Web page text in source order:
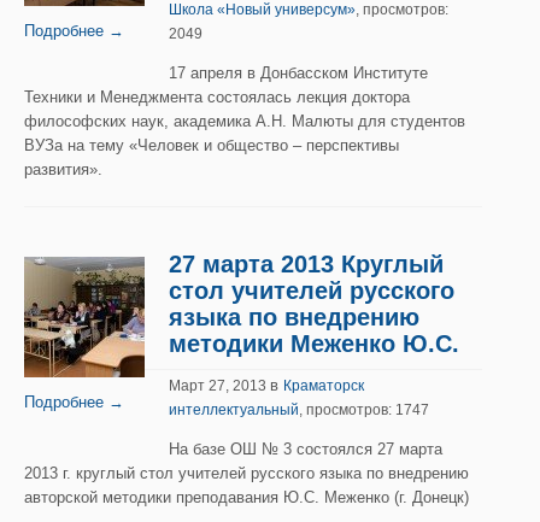
Подробнее →
Школа «Новый универсум», просмотров:
2049
17 апреля в Донбасском Институте
Техники и Менеджмента состоялась лекция доктора
философских наук, академика А.Н. Малюты для студентов
ВУЗа на тему «Человек и общество – перспективы
развития».
Подробнее →
27 марта 2013 Круглый
стол учителей русского
языка по внедрению
методики Меженко Ю.С.
Март 27, 2013 в Краматорск
интеллектуальный, просмотров: 1747
На базе ОШ № 3 состоялся 27 марта
2013 г. круглый стол учителей русского языка по внедрению
авторской методики преподавания Ю.С. Меженко (г. Донецк)